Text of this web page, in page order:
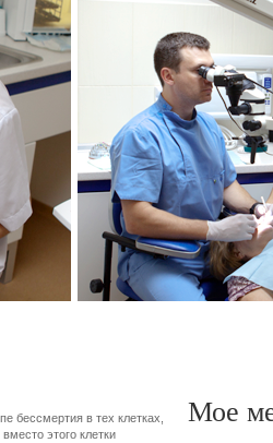
бессмертия в тех клетках,
этого клетки
Мое